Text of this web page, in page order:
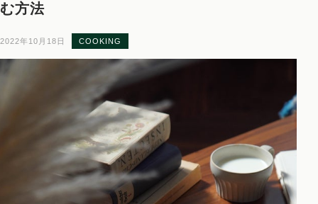
む方法
2022年10月18日 COOKING